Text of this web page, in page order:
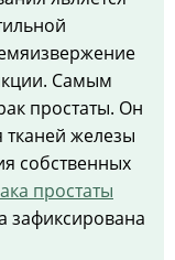
Самым
простаты. Он
тканей железы
собственных
простаты
зафиксирована